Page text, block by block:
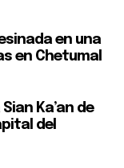
en una
en Chetumal
Ka’an de
del